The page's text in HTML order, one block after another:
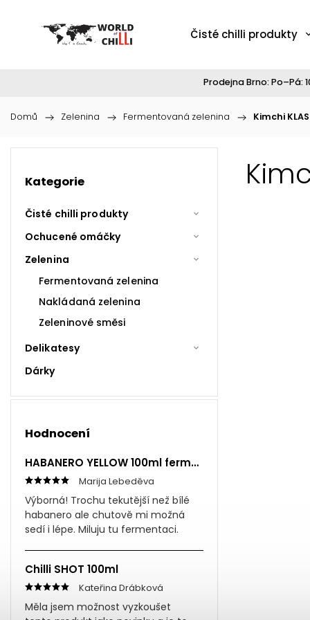
Čisté chilli produkty
Prodejna Brno: Po–Pá:
Domů / Zelenina / Fermentovaná zelenina / Kimchi
Kategorie
Čisté chilli produkty
Ochucené omáčky
Zelenina
Fermentovaná zelenina
Nakládaná zelenina
Zeleninové směsi
Delikatesy
Dárky
Hodnocení
HABANERO YELLOW 100ml fermentovaná omáčka
Marija Lebeděva
Výborná! Trochu tekutější než bílé
habanero ale chutově mi možná
sedí i lépe. Miluju tu fermentaci.
Chilli SHOT 100ml
Kateřina Drábková
Měla jsem možnost vyzkoušet